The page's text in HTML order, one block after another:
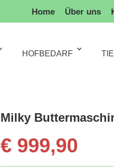
Home Über uns
HOFBEDARF
Milky
€999,90